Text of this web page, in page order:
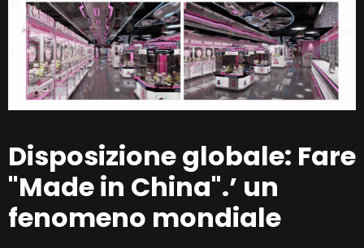
Disposizione globale: Fare
"Made in China".’ un
fenomeno mondiale